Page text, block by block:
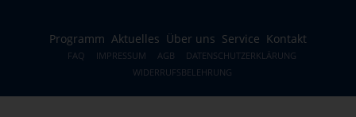
Programm Aktuelles Über uns Service Kontakt
FAQ IMPRESSUM AGB
DATENSCHUTZERKLÄRUNG
WIDERRUFSBELEHRUNG